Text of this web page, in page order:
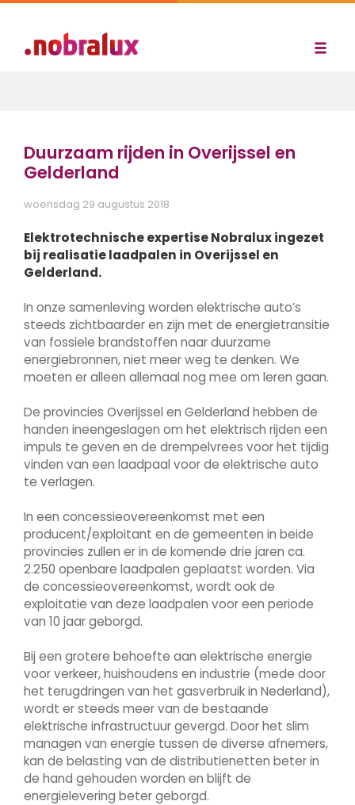
Duurzaam rijden in Overijssel en
Gelderland
woensdag 29 augustus 2018
Elektrotechnische expertise Nobralux ingezet
bij realisatie laadpalen in Overijssel en
Gelderland.
In onze samenleving worden elektrische auto’s
steeds zichtbaarder en zijn met de energietransitie
van fossiele brandstoffen naar duurzame
energiebronnen, niet meer weg te denken. We
moeten er alleen allemaal nog mee om leren gaan.
De provincies Overijssel en Gelderland hebben de
handen ineengeslagen om het elektrisch rijden een
impuls te geven en de drempelvrees voor het tijdig
vinden van een laadpaal voor de elektrische auto
te verlagen.
In een concessieovereenkomst met een
producent/exploitant en de gemeenten in beide
provincies zullen er in de komende drie jaren ca.
2.250 openbare laadpalen geplaatst worden. Via
de concessieovereenkomst, wordt ook de
exploitatie van deze laadpalen voor een periode
van 10 jaar geborgd.
Bij een grotere behoefte aan elektrische energie
voor verkeer, huishoudens en industrie (mede door
het terugdringen van het gasverbruik in Nederland),
wordt er steeds meer van de bestaande
elektrische infrastructuur gevergd. Door het slim
managen van energie tussen de diverse afnemers,
kan de belasting van de distributienetten beter in
de hand gehouden worden en blijft de
energielevering beter geborgd.